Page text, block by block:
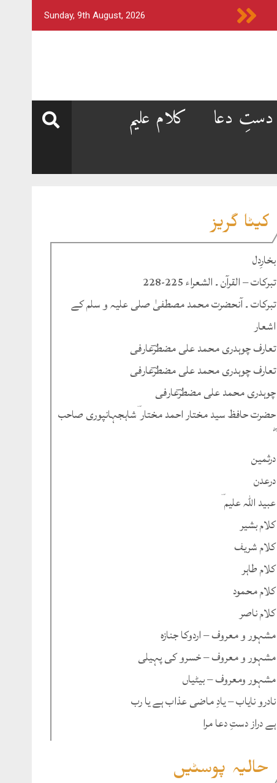
Sunday, 9th August, 2026
دستِ دعا
کلام علیم
کیٹا گریز
بخارِدل
تبرکات – القرآن ۔ الشعراء 225-228
تبرکات ۔ آنحضرت محمد مصطفیٰ صلی علیہ و سلم کے
اشعار
تعارف چوہدری محمد علی مضطرؔعارفی
تعارف چوہدری محمد علی مضطرؔعارفی
چوہدری محمد علی مضطرؔعارفی
حضرت حافظ سید مختار احمد مختار ؔشاہجہانپوری صاحب
ؓ
درثمین
درعدن
عبید اللہ علیم ؔ
کلام بشیر
کلام شریف
کلام طاہر
کلام محمود
کلام ناصر
مشہور و معروف – اردوکا جنازہ
مشہور و معروف – خسرو کی پہیلی
مشہور ومعروف – بیٹیاں
نادرو نایاب – یادِ ماضی عذاب ہے یا رب
ہے دراز دستِ دعا مرا
حالیہ پوسٹیں